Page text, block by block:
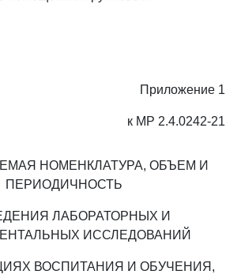
Приложение 1
к МР 2.4.0242-21
НОМЕНКЛАТУРА, ОБЪЕМ И
ПЕРИОДИЧНОСТЬ
ЛАБОРАТОРНЫХ И
ИССЛЕДОВАНИЙ
ВОСПИТАНИЯ И ОБУЧЕНИЯ,